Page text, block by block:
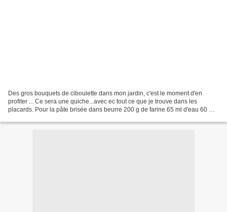
Des gros bouquets de ciboulette dans mon jardin, c'est le moment d'en
profiter ... Ce sera une quiche...avec ec tout ce que je trouve dans les
placards. Pour la pâte brisée dans beurre 200 g de farine 65 ml d'eau 60 ml